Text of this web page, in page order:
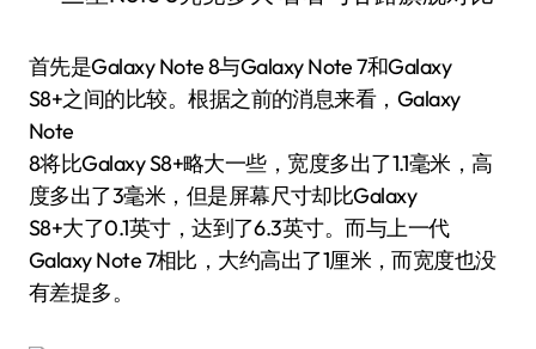
首先是Galaxy Note 8与Galaxy Note 7和Galaxy
S8+之间的比较。根据之前的消息来看，Galaxy
Note
8将比Galaxy S8+略大一些，宽度多出了1.1毫米，高
度多出了3毫米，但是屏幕尺寸却比Galaxy
S8+大了0.1英寸，达到了6.3英寸。而与上一代
Galaxy Note 7相比，大约高出了1厘米，而宽度也没
有差提多。